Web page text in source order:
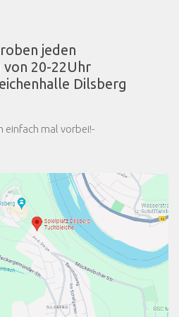
jeden
von 20-22Uhr
Dilsberg
einfach mal vorbei!-